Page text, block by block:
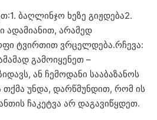
ბაღლინჯო ხეზე გიჟდება2.
ადამიანით, არამედ
ტვირთით ვრცელდება.რჩევა:
გამოიყენეთ –
ან ჩემოდანი სააბაზანოს
უნდა, დარწმუნდით, რომ ის
ჩაკეტვა არ დაგავიწყდეთ.